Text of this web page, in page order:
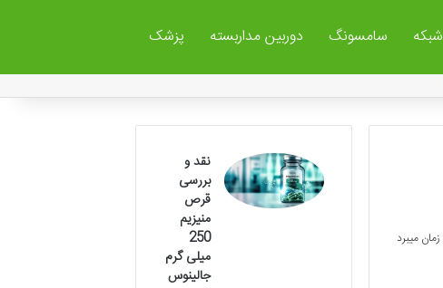
شبکه سامسونگ دوربین مداربسته پزشک
نقد و
بررسی
قرص
منیزیم
250
میلی گرم
جالینوس